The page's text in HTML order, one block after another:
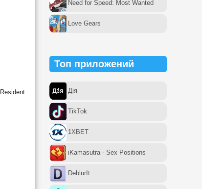
Need for Speed: Most Wanted
Love Gears
Топ приложений
Дія
TikTok
1XBET
iKamasutra - Sex Positions
DeblurIt